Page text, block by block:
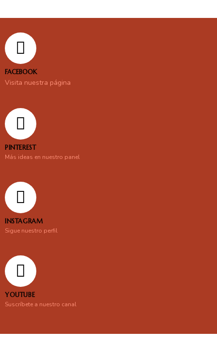
FACEBOOK
Visita nuestra página
PINTEREST
Más ideas en nuestro panel
INSTAGRAM
Sigue nuestro perfil
YOUTUBE
Suscríbete a nuestro canal